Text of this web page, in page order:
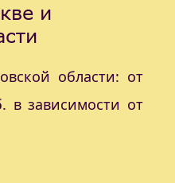
и
области: от
в зависимости от